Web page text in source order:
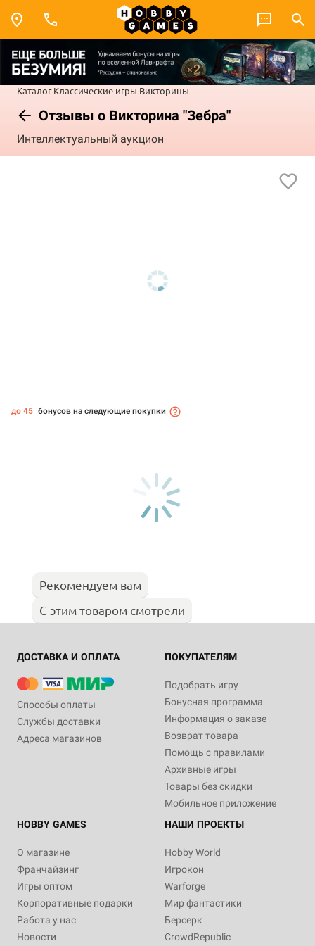
Каталог Классические игры Викторины
Отзывы о Викторина "Зебра"
Интеллектуальный аукцион
до 45 бонусов на следующие покупки
Рекомендуем вам
С этим товаром смотрели
ДОСТАВКА И ОПЛАТА
Способы оплаты
Службы доставки
Адреса магазинов
ПОКУПАТЕЛЯМ
Подобрать игру
Бонусная программа
Информация о заказе
Возврат товара
Помощь с правилами
Архивные игры
Товары без скидки
Мобильное приложение
HOBBY GAMES
О магазине
Франчайзинг
Игры оптом
Корпоративные подарки
Работа у нас
Новости
НАШИ ПРОЕКТЫ
Hobby World
Игрокон
Warforge
Мир фантастики
Берсерк
CrowdRepublic